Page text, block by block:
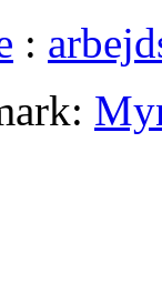
: